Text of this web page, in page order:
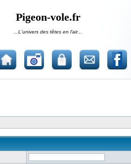
Pigeon-vole.fr
...L'univers des têtes en l'air...